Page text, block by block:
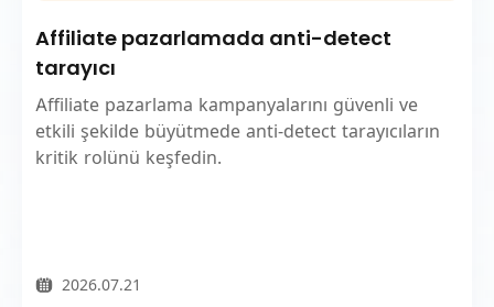
Affiliate pazarlamada anti-detect
tarayıcı
Affiliate pazarlama kampanyalarını güvenli ve
etkili şekilde büyütmede anti-detect tarayıcıların
kritik rolünü keşfedin.
2026.07.21